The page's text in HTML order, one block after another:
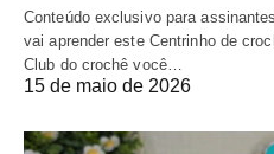
Conteúdo exclusivo para
vai aprender este Centrinho de
Club do crochê você…
15 de maio de 2026